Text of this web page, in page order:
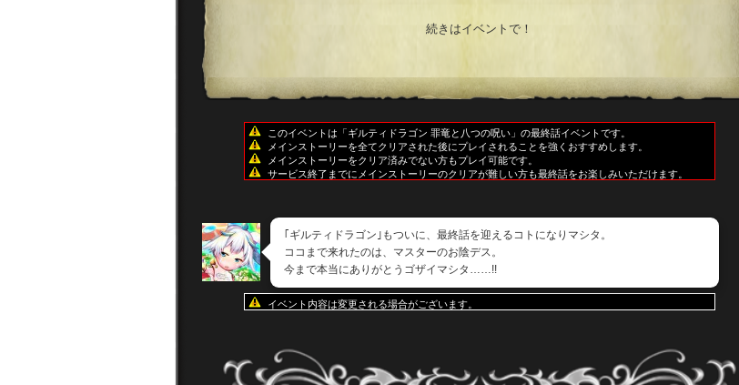
続きはイベントで！
このイベントは「ギルティドラゴン 罪竜と八つの呪い」の最終話イベントです。
メインストーリーを全てクリアされた後にプレイされることを強くおすすめします。
メインストーリーをクリア済みでない方もプレイ可能です。
サービス終了までにメインストーリーのクリアが難しい方も最終話をお楽しみいただけます。
｢ギルティドラゴン｣もついに、最終話を迎えるコトになりマシタ。
ココまで来れたのは、マスターのお陰デス。
今まで本当にありがとうゴザイマシタ……!!
イベント内容は変更される場合がございます。